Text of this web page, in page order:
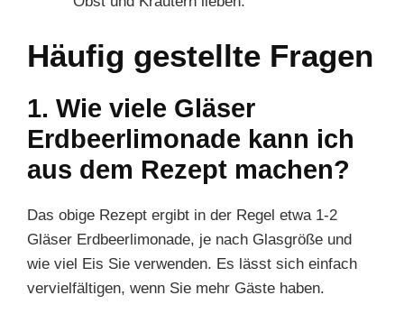
Häufig gestellte Fragen
1. Wie viele Gläser
Erdbeerlimonade kann ich
aus dem Rezept machen?
Das obige Rezept ergibt in der Regel etwa 1-2
Gläser Erdbeerlimonade, je nach Glasgröße und
wie viel Eis Sie verwenden. Es lässt sich einfach
vervielfältigen, wenn Sie mehr Gäste haben.